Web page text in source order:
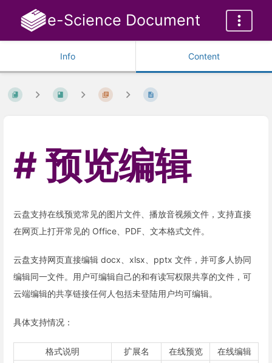
e-Science Document
Info Content
预览编辑
云盘支持在线预览常见的图片文件、播放音视频文件，支持直接
在网页上打开常见的 Office、PDF、文本格式文件。
云盘支持网页直接编辑 docx、xlsx、pptx 文件，并可多人协同
编辑同一文件。用户可编辑自己的和有读写权限共享的文件，可
云端编辑的共享链接任何人包括未登陆用户均可编辑。
具体支持情况：
格式说明 扩展名 在线预览
在线编辑